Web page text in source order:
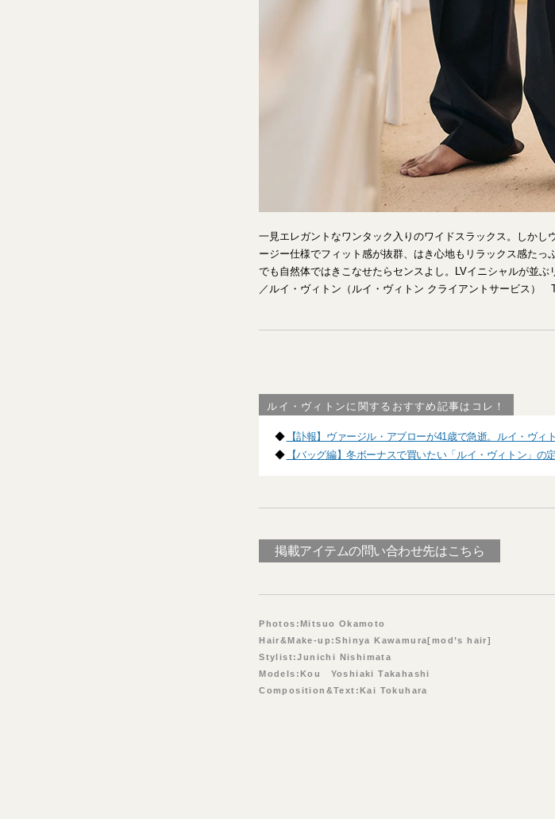
一見エレガントなワンタック入りのワイドスラックス。しか
ージー仕様でフィット感が抜群、はき心地もリラックス感た
でも自然体ではきこなせたらセンスよし。LVイニシャルが並ぶ
／ルイ・ヴィトン（ルイ・ヴィトン クライアントサービス）
ルイ・ヴィトンに関するおすすめ記事はコレ！
◆
【訃報】ヴァージル・アブローが41歳で急逝。ルイ・ヴィ
◆
【バッグ編】冬ボーナスで買いたい「ルイ・ヴィトン」の
掲載アイテムの問い合わせ先はこちら
Photos:Mitsuo Okamoto
Hair&Make-up:Shinya Kawamura[mod’s hair]
Stylist:Junichi Nishimata
Models:Kou Yoshiaki Takahashi
Composition&Text:Kai Tokuhara